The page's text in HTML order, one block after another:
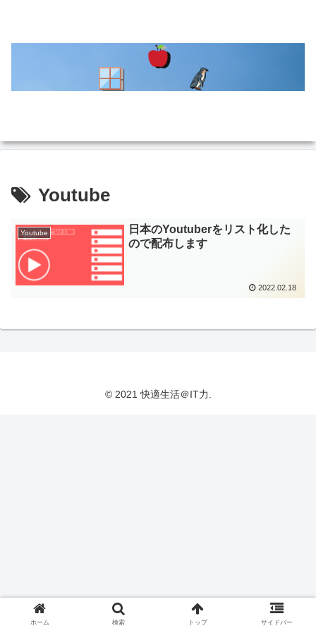
Youtube
Youtube
日本のYoutuberをリスト化した
ので配布します
2022.02.18
© 2021 快適生活＠IT力.
ホーム 検索 トップ サイドバー